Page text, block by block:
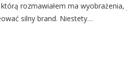
rozmawiałem ma wyobrażenia,
silny brand. Niestety…